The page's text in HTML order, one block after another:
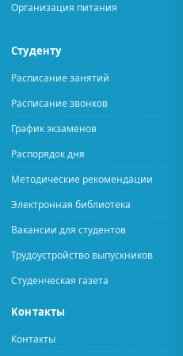
Организация питания
Студенту
Расписание занятий
Расписание звонков
График экзаменов
Распорядок дня
Методические рекомендации
Электронная библиотека
Вакансии для студентов
Трудоустройство выпускников
Студенческая газета
Контакты
Контакты